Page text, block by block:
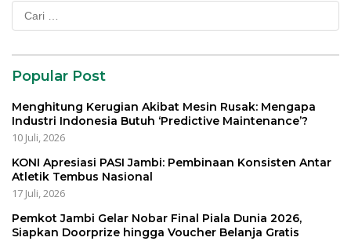
Cari
untuk:
Popular Post
Menghitung Kerugian Akibat Mesin Rusak: Mengapa
Industri Indonesia Butuh ‘Predictive Maintenance’?
10 Juli, 2026
KONI Apresiasi PASI Jambi: Pembinaan Konsisten Antar
Atletik Tembus Nasional
17 Juli, 2026
Pemkot Jambi Gelar Nobar Final Piala Dunia 2026,
Siapkan Doorprize hingga Voucher Belanja Gratis